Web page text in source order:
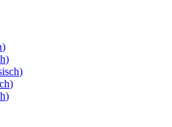
)
)
)
)
)